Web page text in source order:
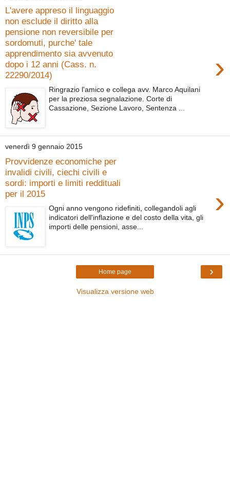
L'avere appreso il linguaggio
non esclude il diritto alla
pensione non reversibile per
sordomuti, purche' tale
apprendimento sia avvenuto
dopo i 12 anni (Cass. n.
22290/2014)
›
Ringrazio l'amico e collega avv. Marco Aquilani
per la preziosa segnalazione. Corte di
Cassazione, Sezione Lavoro, Sentenza ...
venerdì 9 gennaio 2015
Provvidenze economiche per
invalidi civili, ciechi civili e
sordi: importi e limiti reddituali
per il 2015
›
Ogni anno vengono ridefiniti, collegandoli agli
indicatori dell'inflazione e del costo della vita, gli
importi delle pensioni, asse...
›
Home page
Visualizza versione web